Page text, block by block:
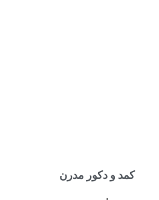
کمد و دکور مدرن